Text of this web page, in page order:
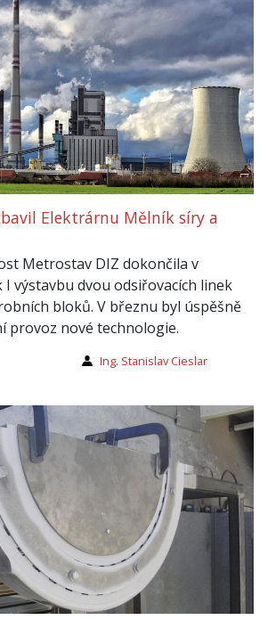
Elektrárnu Mělník síry a
Metrostav DIZ dokončila v
výstavbu dvou odsiřovacích linek
bloků. V březnu byl úspěšně
provoz nové technologie.
Ing. Stanislav Cieslar